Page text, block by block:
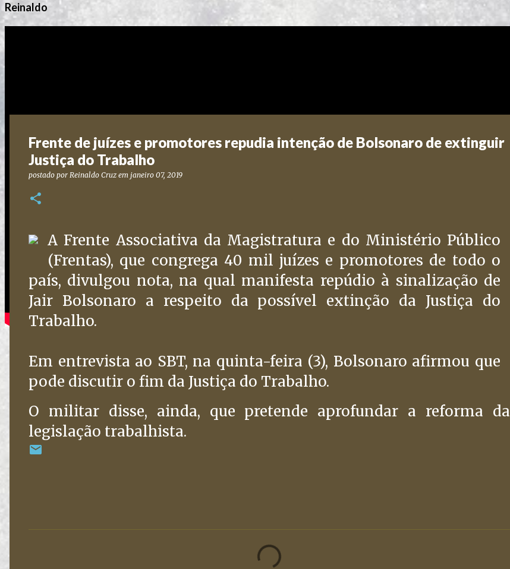
Reinaldo
Frente de juízes e promotores repudia intenção de Bolsonaro de extinguir
Justiça do Trabalho
postado por Reinaldo Cruz em janeiro 07, 2019
A Frente Associativa da Magistratura e do Ministério Público
(Frentas), que congrega 40 mil juízes e promotores de todo o
país, divulgou nota, na qual manifesta repúdio à sinalização de
Jair Bolsonaro a respeito da possível extinção da Justiça do
Trabalho.
Em entrevista ao SBT, na quinta-feira (3), Bolsonaro afirmou que
pode discutir o fim da Justiça do Trabalho.
O militar disse, ainda, que pretende aprofundar a reforma da
legislação trabalhista.